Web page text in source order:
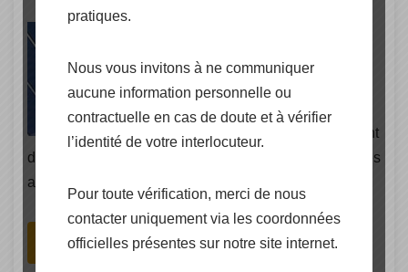
l’introduction du système à
drainage gravitaire en circuit
hermétique offre des systèmes
solaires thermiques ESE
permetant
de s’affranchir des problèmes de surchauffe rencontrés
avec les systèmes solaires thermiques (…)
Lire La Suite
pratiques.
Nous vous invitons à ne communiquer
aucune information personnelle ou
contractuelle en cas de doute et à vérifier
l’identité de votre interlocuteur.
Pour toute vérification, merci de nous
contacter uniquement via les coordonnées
officielles présentes sur notre site internet.